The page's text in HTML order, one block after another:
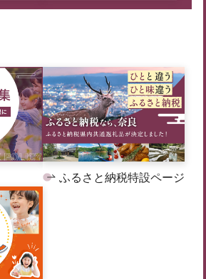
ふるさと納税特設ページ